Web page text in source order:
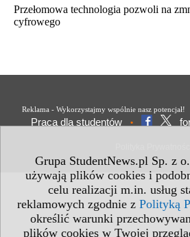
Grupa StudentNews.pl Sp. z
używają plików cookies i
celu realizacji m.in. usług
reklamowych zgodnie z Polityką
określić warunki
plików cookies w Twojej
Przełomowa technologia pozwoli na
cyfrowego
Reklama - Wykorzystajmy wspólnie nasz potencjał!
Praca dla studentów •